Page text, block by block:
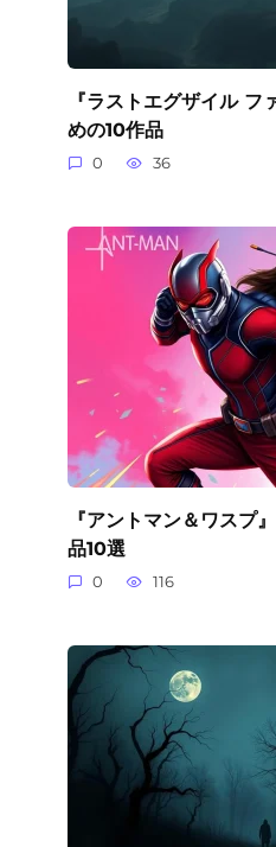
『ラストエグザイル フ
めの10作品
0 36
『アントマン＆ワスプ
品10選
0 116